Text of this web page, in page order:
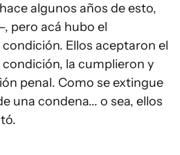
algunos años de esto,
pero acá hubo el
Ellos aceptaron el
la cumplieron y
penal. Como se extingue
una condena... o sea, ellos